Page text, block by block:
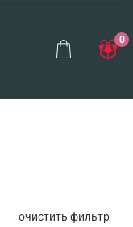
0
очистить фильтр